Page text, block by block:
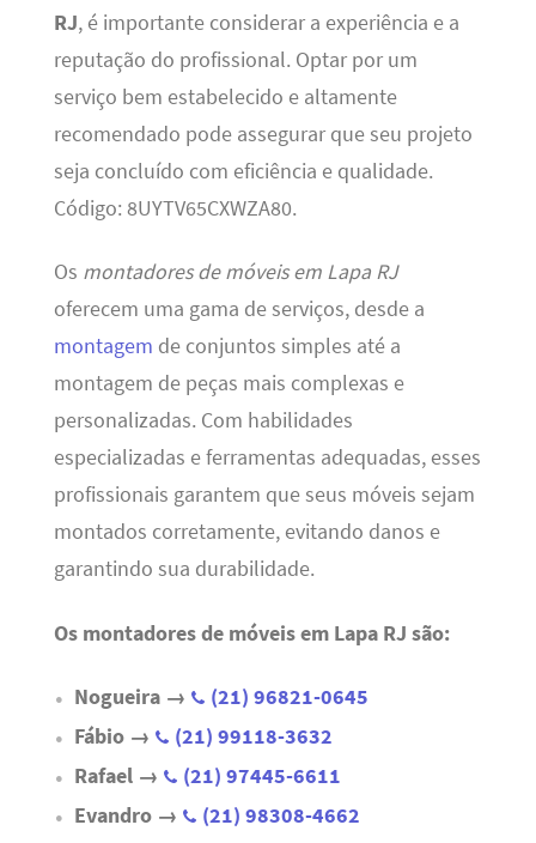
RJ, é importante considerar a experiência e a
reputação do profissional. Optar por um
serviço bem estabelecido e altamente
recomendado pode assegurar que seu projeto
seja concluído com eficiência e qualidade.
Código: 8UYTV65CXWZA80.
Os montadores de móveis em Lapa RJ
oferecem uma gama de serviços, desde a
montagem de conjuntos simples até a
montagem de peças mais complexas e
personalizadas. Com habilidades
especializadas e ferramentas adequadas, esses
profissionais garantem que seus móveis sejam
montados corretamente, evitando danos e
garantindo sua durabilidade.
Os montadores de móveis em Lapa RJ são:
Nogueira →
(21) 96821-0645
Fábio →
(21) 99118-3632
Rafael →
(21) 97445-6611
Evandro →
(21) 98308-4662